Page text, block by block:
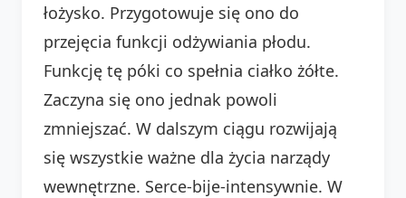
łożysko. Przygotowuje się ono do
przejęcia funkcji odżywiania płodu.
Funkcję tę póki co spełnia ciałko żółte.
Zaczyna się ono jednak powoli
zmniejszać. W dalszym ciągu rozwijają
się wszystkie ważne dla życia narządy
wewnętrzne. Serce-bije-intensywnie. W